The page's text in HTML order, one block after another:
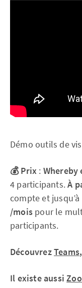
Démo outils de
💰 Prix :
4 participants.À
compte et
/mois pour le
participants.
DécouvrezTeams,
Il existe aussi